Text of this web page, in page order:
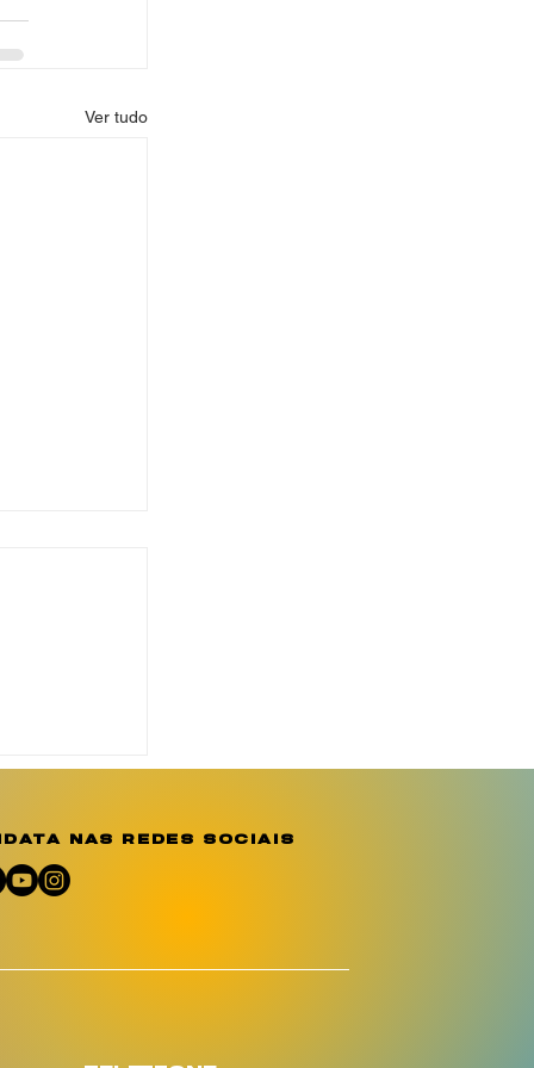
Ver tudo
Sergipenas redes sociais